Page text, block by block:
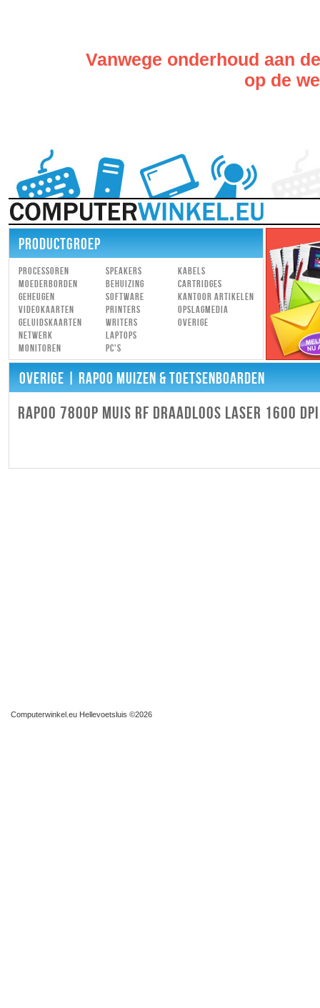
Vanwege onderhoud aan
op de
PRODUCTGROEP
Processoren
Moederborden
Geheugen
Videokaarten
Geluidskaarten
Netwerk
Monitoren
Speakers
Behuizing
Software
Printers
Writers
Laptops
PC's
Kabels
Cartridges
Kantoor artikelen
Opslagmedia
Overige
OVERIGE| RAPOO MUIZEN & TOETSENBOARDEN
RAPOO 7800P MUIS RF DRAADLOOS LASER 1600
Computerwinkel.eu Hellevoetsluis ©2026